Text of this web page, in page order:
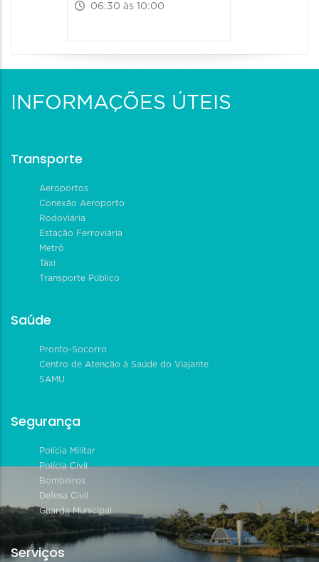
06:30 às 10:00
INFORMAÇÕES ÚTEIS
Transporte
Aeroportos
Conexão Aeroporto
Rodoviária
Estação Ferroviária
Metrô
Táxi
Transporte Público
Saúde
Pronto-Socorro
Centro de Atenção à Saúde do Viajante
SAMU
Segurança
Polícia Militar
Polícia Civil
Bombeiros
Defesa Civil
Guarda Municipal
Serviços